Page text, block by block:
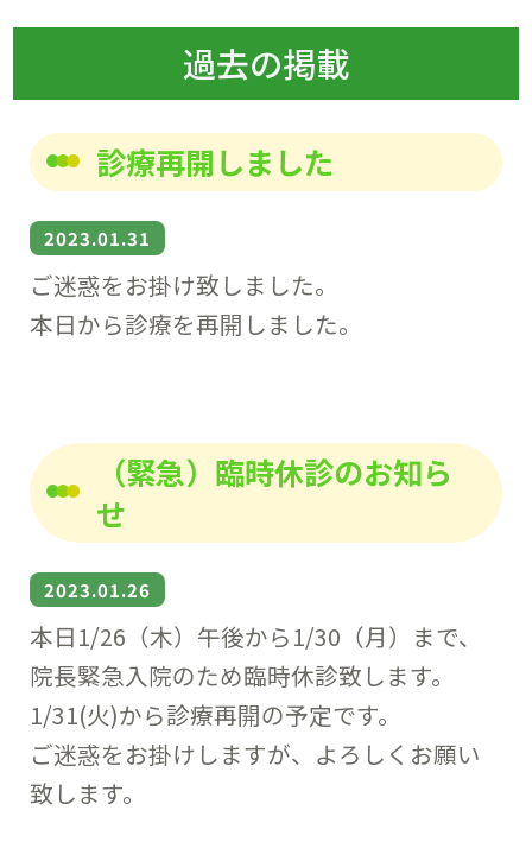
過去の掲載
診療再開しました
2023.01.31
ご迷惑をお掛け致しました。
本日から診療を再開しました。
（緊急）臨時休診のお知ら
せ
2023.01.26
本日1/26（木）午後から1/30（月）まで、
院長緊急入院のため臨時休診致します。
1/31(火)から診療再開の予定です。
ご迷惑をお掛けしますが、よろしくお願い
致します。